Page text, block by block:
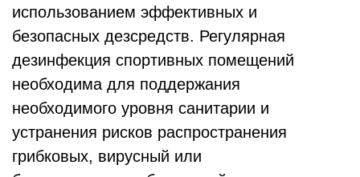
использованием эффективных и
безопасных дезсредств. Регулярная
дезинфекция спортивных помещений
необходима для поддержания
необходимого уровня санитарии и
устранения рисков распространения
грибковых, вирусный или